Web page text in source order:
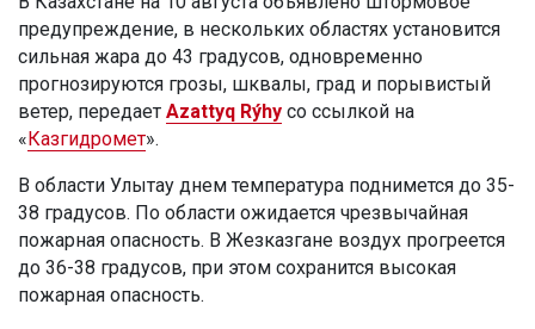
предупреждение, в нескольких областях установится
сильная жара до 43 градусов, одновременно
прогнозируются грозы, шквалы, град и порывистый
ветер, передает Azattyq Rýhy со ссылкой на
« Казгидромет».
В области Улытау днем температура поднимется до 35-
38 градусов. По области ожидается чрезвычайная
пожарная опасность. В Жезказгане воздух прогреется
до 36-38 градусов, при этом сохранится высокая
пожарная опасность.